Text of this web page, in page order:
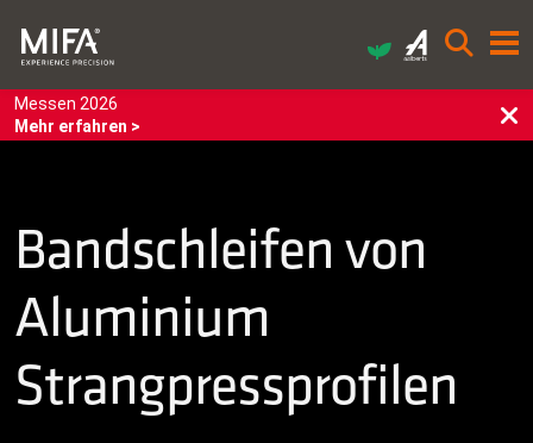
Messen 2026
Mehr erfahren >
Bandschleifen von
Aluminium
Strangpressprofilen